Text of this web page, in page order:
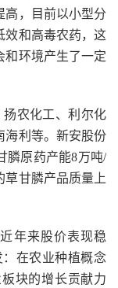
高，目前以小型分
效和高毒农药，这
和环境产生了一定
农化工、利尔化
海利等。新安股份
膦原药产能8万吨/
草甘膦产品质量上
年来股价表现稳
在农业种植概念
块的增长贡献力